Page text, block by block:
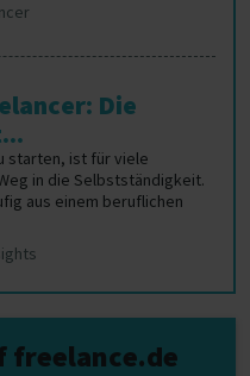
Die
starten, ist für viele
in die Selbstständigkeit.
aus einem beruflichen
freelance.de